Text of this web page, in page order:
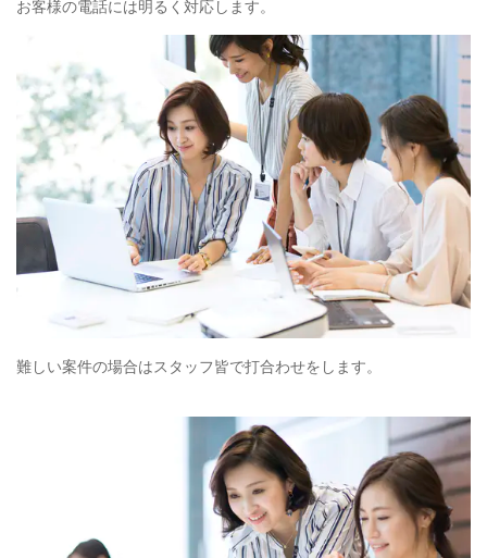
お客様の電話には明るく対応します。
難しい案件の場合はスタッフ皆で打合わせをします。